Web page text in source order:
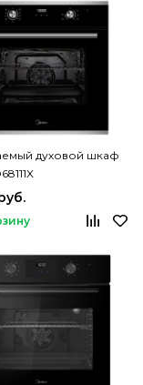
духовой шкаф